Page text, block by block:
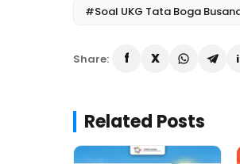
#Soal UKG Tata Boga
Share:
Related Posts